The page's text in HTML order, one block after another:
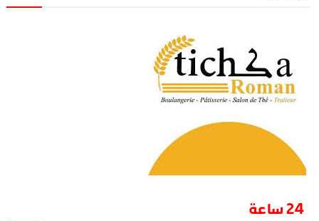
24 ساعة